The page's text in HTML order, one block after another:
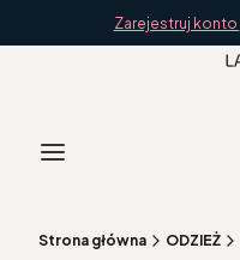
Zarejestruj konto
Menu
Strona główna ODZIEŻ